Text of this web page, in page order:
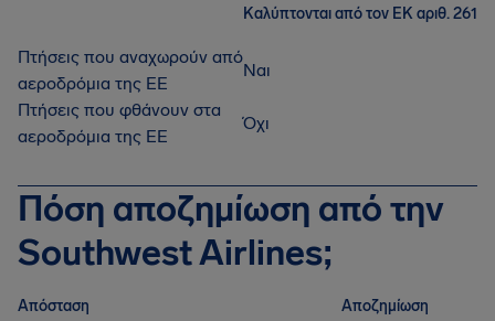
Καλύπτονται από τον ΕΚ αριθ. 261
Πτήσεις που αναχωρούν από
αεροδρόμια της ΕΕ
Ναι
Πτήσεις που φθάνουν στα
αεροδρόμια της ΕΕ
Όχι
Πόση αποζημίωση από την
Southwest Airlines;
Απόσταση Αποζημίωση